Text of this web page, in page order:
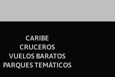
CARIBE
CRUCEROS
VUELOS BARATOS
PARQUES TEMÁTICOS